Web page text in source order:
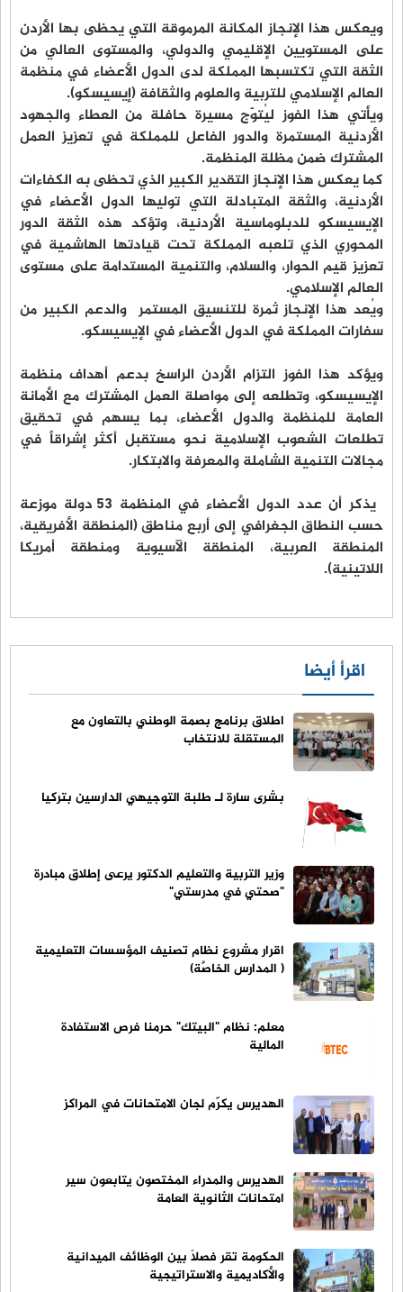
ويعكس هذا الإنجاز المكانة المرموقة التي يحظى بها الأردن
على المستويين الإقليمي والدولي، والمستوى العالي من
الثقة التي تكتسبها المملكة لدى الدول الأعضاء في منظمة
العالم الإسلامي للتربية والعلوم والثقافة (إيسيسكو).
ويأتي هذا الفوز ليُتوّج مسيرة حافلة من العطاء والجهود
الأردنية المستمرة والدور الفاعل للمملكة في تعزيز العمل
المشترك ضمن مظلة المنظمة.
كما يعكس هذا الإنجاز التقدير الكبير الذي تحظى به الكفاءات
الأردنية، والثقة المتبادلة التي توليها الدول الأعضاء في
الإيسيسكو للدبلوماسية الأردنية، وتؤكد هذه الثقة الدور
المحوري الذي تلعبه المملكة تحت قيادتها الهاشمية في
تعزيز قيم الحوار، والسلام، والتنمية المستدامة على مستوى
العالم الإسلامي.
ويُعد هذا الإنجاز ثمرة للتنسيق المستمر والدعم الكبير من
سفارات المملكة في الدول الأعضاء في الإيسيسكو.
ويؤكد هذا الفوز التزام الأردن الراسخ بدعم أهداف منظمة
الإيسيسكو، وتطلعه إلى مواصلة العمل المشترك مع الأمانة
العامة للمنظمة والدول الأعضاء، بما يسهم في تحقيق
تطلعات الشعوب الإسلامية نحو مستقبل أكثر إشراقاً في
مجالات التنمية الشاملة والمعرفة والابتكار.
يذكر أن عدد الدول الأعضاء في المنظمة 53 دولة موزعة
حسب النطاق الجغرافي إلى أربع مناطق (المنطقة الأفريقية،
المنطقة العربية، المنطقة الآسيوية ومنطقة أمريكا
اللاتينية). ‏
اقرأ أيضا
اطلاق برنامج بصمة الوطني بالتعاون مع
المستقلة للانتخاب
بشرى سارة لـ طلبة التوجيهي الدارسين بتركيا
وزير التربية والتعليم الدكتور يرعى إطلاق مبادرة
"صحتي في مدرستي"
اقرار مشروع نظام تصنيف المؤسسات التعليمية
( المدارس الخاصَّة)
معلم: نظام "البيتك" حرمنا فرص الاستفادة
المالية
الهديرس يكرّم لجان الامتحانات في المراكز
الهديرس والمدراء المختصون يتابعون سير
امتحانات الثانوية العامة
الحكومة تقر فصلاً بين الوظائف الميدانية
والأكاديمية والاستراتيجية